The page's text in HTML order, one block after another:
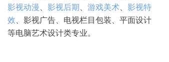
影视动漫、 影视后期、 游戏美术、 影视特
效、影视广告、电视栏目包装、平面设计
等电脑艺术设计类专业。